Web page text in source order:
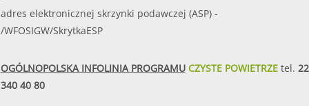
adres elektronicznej skrzynki podawczej (ASP) -
/WFOSIGW/SkrytkaESP
OGÓLNOPOLSKA INFOLINIA PROGRAMUCZYSTE POWIETRZEtel. 22
340 40 80